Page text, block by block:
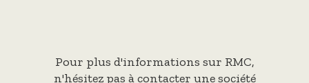
Pour plus d'informations sur RMC,
n'hésitez pas à contacter une société